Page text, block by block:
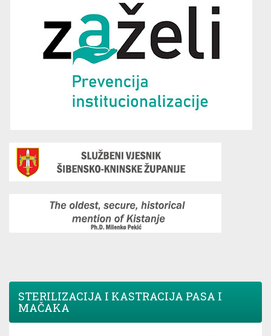
STERILIZACIJA I KASTRACIJA PASA I
MAČAKA